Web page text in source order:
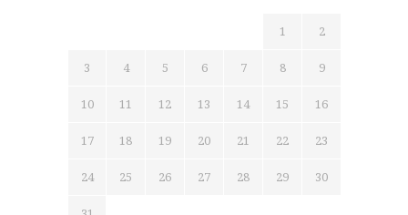
1 2
3 4 5 6 7 8 9
10 11 12 13 14 15 16
17 18 19 20 21 22 23
24 25 26 27 28 29 30